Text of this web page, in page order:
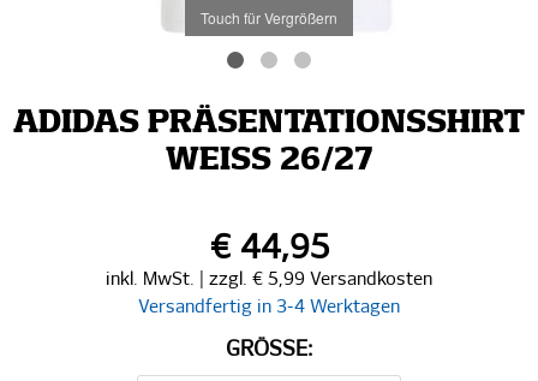
Touch für Vergrößern
ADIDAS PRÄSENTATIONSSHIRT
WEISS 26/27
€ 44,95
inkl. MwSt. | zzgl. € 5,99 Versandkosten
Versandfertig in 3-4 Werktagen
GRÖSSE: